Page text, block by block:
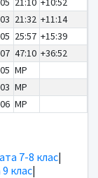
21:32 +11:14
25:57 +15:39
47:10 +36:52
MP
MP
MP
7-8 клас|
клас|